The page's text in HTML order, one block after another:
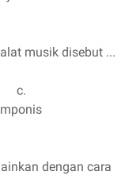
musik disebut ...
c.
dengan cara